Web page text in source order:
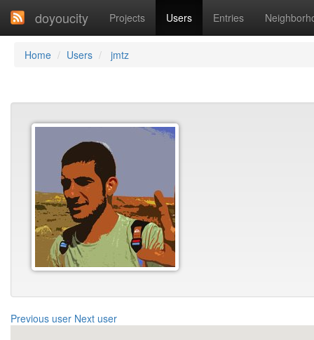
doyoucity Projects Users Entries
Home Users jmtz
Previous user Next user